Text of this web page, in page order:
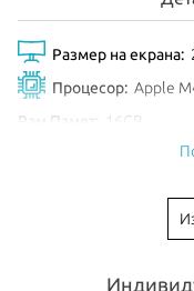
Размер на екрана:
Процесор: Apple
Рам Памет:
16GB
512GB